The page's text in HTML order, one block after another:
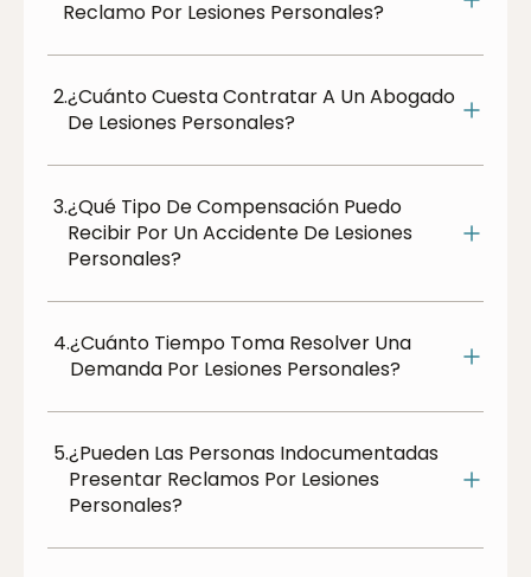
Reclamo Por Lesiones Personales?
2.¿Cuánto Cuesta Contratar A Un Abogado
De Lesiones Personales?
3.¿Qué Tipo De Compensación Puedo
Recibir Por Un Accidente De Lesiones
Personales?
4.¿Cuánto Tiempo Toma Resolver Una
Demanda Por Lesiones Personales?
5.¿Pueden Las Personas Indocumentadas
Presentar Reclamos Por Lesiones
Personales?